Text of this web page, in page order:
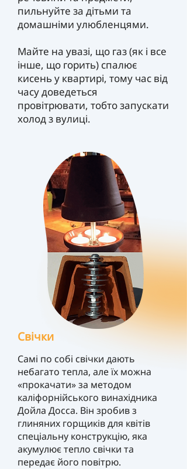
пильнуйте за дітьми та
домашніми улюбленцями.
Майте на увазі, що газ (як і все
інше, що горить) спалює
кисень у квартирі, тому час від
часу доведеться
провітрювати, тобто запускати
холод з вулиці.
Свічки
Самі по собі свічки дають
небагато тепла, але їх можна
«прокачати» за методом
каліфорнійського винахідника
Дойла Досса. Він зробив з
глиняних горщиків для квітів
спеціальну конструкцію, яка
акумулює тепло свічки та
передає його повітрю.